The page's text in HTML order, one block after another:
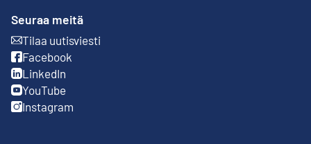
Seuraa meitä
Tilaa uutisviesti
Ulkoinen linkki
Facebook
Ulkoinen linkki
LinkedIn
Ulkoinen linkki
YouTube
Ulkoinen linkki
Instagram
Ulkoinen linkki